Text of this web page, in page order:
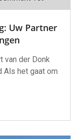
Uw Partner
van der Donk
Als het gaat om